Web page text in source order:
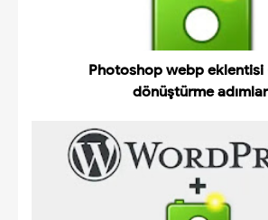
Photoshop webp
dönüştürme